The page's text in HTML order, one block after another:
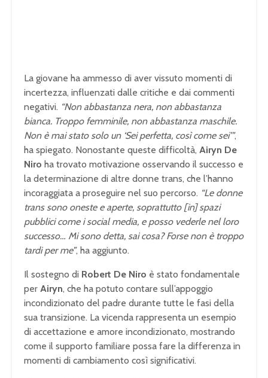
La giovane ha ammesso di aver vissuto momenti di
incertezza, influenzati dalle critiche e dai commenti
negativi. “Non abbastanza nera, non abbastanza
bianca. Troppo femminile, non abbastanza maschile.
Non è mai stato solo un ‘Sei perfetta, così come sei’”,
ha spiegato. Nonostante queste difficoltà, Airyn De
Niro ha trovato motivazione osservando il successo e
la determinazione di altre donne trans, che l’hanno
incoraggiata a proseguire nel suo percorso. “Le donne
trans sono oneste e aperte, soprattutto [in] spazi
pubblici come i social media, e posso vederle nel loro
successo… Mi sono detta, sai cosa? Forse non è troppo
tardi per me”, ha aggiunto.
Il sostegno di Robert De Niro è stato fondamentale
per Airyn, che ha potuto contare sull’appoggio
incondizionato del padre durante tutte le fasi della
sua transizione. La vicenda rappresenta un esempio
di accettazione e amore incondizionato, mostrando
come il supporto familiare possa fare la differenza in
momenti di cambiamento così significativi.